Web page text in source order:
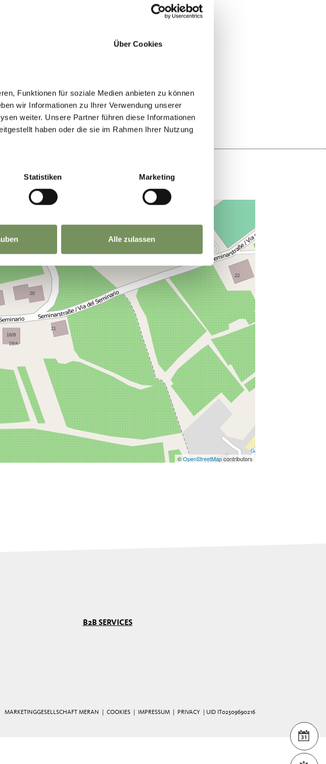
Über Cookies
Funktionen für soziale Medien anbieten zu können
wir Informationen zu Ihrer Verwendung unserer
weiter. Unsere Partner führen diese Informationen
haben oder die sie im Rahmen Ihrer Nutzung
Statistiken Marketing
Alle zulassen
©OpenStreetMapcontributors
B2B SERVICES
MARKETINGGESELLSCHAFT MERAN | COOKIES IMPRESSUM PRIVACY | UID IT02509690216